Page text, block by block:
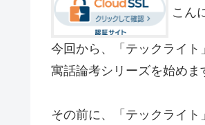
こん
今回から、「テックライト
寓話論考シリーズを始めま
その前に、「テックライト